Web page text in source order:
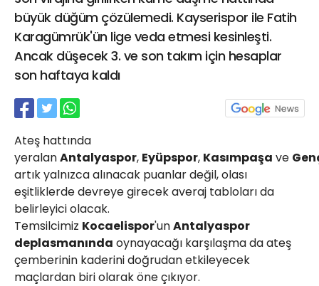
büyük düğüm çözülemedi. Kayserispor ile Fatih
Karagümrük'ün lige veda etmesi kesinleşti.
Ancak düşecek 3. ve son takım için hesaplar
son haftaya kaldı
Ateş hattında
yeralanAntalyaspor, Eyüpspor, Kasımpaşa ve
artık yalnızca alınacak puanlar değil, olası
eşitliklerde devreye girecek averaj tabloları da
belirleyici olacak.
Temsilcimiz Kocaelispor'unAntalyaspor
deplasmanında oynayacağı karşılaşma da ateş
çemberinin kaderini doğrudan etkileyecek
maçlardan biri olarak öne çıkıyor.
02624132333